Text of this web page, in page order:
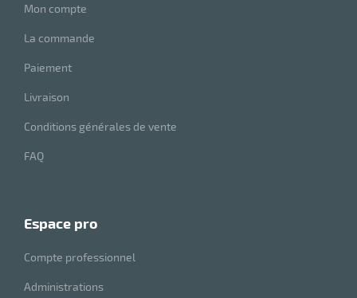
Mon compte
La commande
Paiement
Livraison
Conditions générales de vente
FAQ
espace pro
Compte professionnel
Administrations